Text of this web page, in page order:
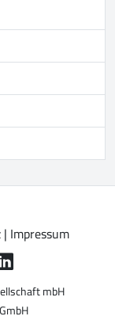
| Impressum
mbH